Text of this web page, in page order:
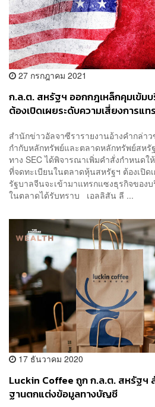
27 กรกฎาคม 2021
ก.ล.ต. สหรัฐฯ ออกกฎเหล็กคุมเข้ม
ต้องเปิดเผยระดับความเสี่ยงการแ
สำนักข่าวอัลจาซีรารายงานอ้างคำกล่า
กำกับหลักทรัพย์และตลาดหลักทรัพย์สหรั
ทาง SEC ได้พิจารณาเพิ่มคำสั่งกำหนด
ที่จดทะเบียนในตลาดหุ้นสหรัฐฯ ต้องเปิด
รัฐบาลจีนจะเข้ามาแทรกแซงธุรกิจของ
ในตลาดได้รับทราบ เอลลิสัน ลี ...
17 ธันวาคม 2020
Luckin Coffee ถูก ก.ล.ต. สหรัฐฯ
ฐานตกแต่งข้อมูลทางบัญชี